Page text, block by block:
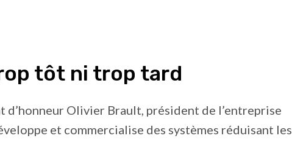
tôt ni trop tard
d’honneur Olivier Brault, président de l’entreprise
et commercialise des systèmes réduisant les